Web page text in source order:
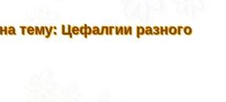
тему: Цефалгии разного